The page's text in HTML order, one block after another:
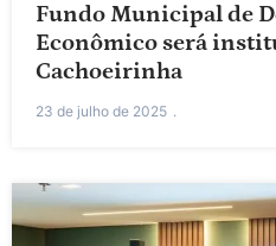
Fundo Municipal de
Econômico será
Cachoeirinha
23 de julho de 2025